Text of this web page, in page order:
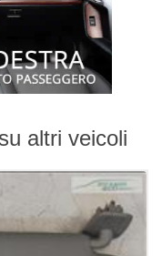
altri veicoli